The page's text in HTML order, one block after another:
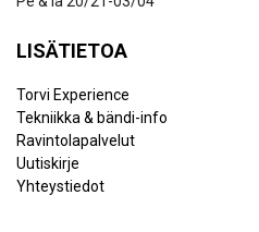
LISÄTIETOA
Torvi Experience
Tekniikka & bändi-info
Ravintolapalvelut
Uutiskirje
Yhteystiedot